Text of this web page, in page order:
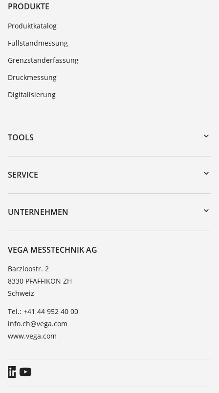
PRODUKTE
Produktkatalog
Füllstandmessung
Grenzstanderfassung
Druckmessung
Digitalisierung
TOOLS
Download-Center
Gerätesuche (Seriennummer)
DTM Collection/PACTware
SERVICE
Geräterücksendung
Trainings
TeamViewer
UNTERNEHMEN
Über VEGA
Kontakt
News
Presse
Blog
VEGA MESSTECHNIK AG
Barzloostr. 2
8330 PFÄFFIKON ZH
Schweiz
Tel.: +41 44 952 40 00
info.ch@vega.com
www.vega.com